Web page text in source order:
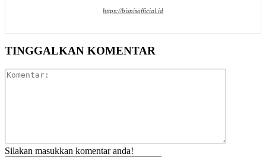
https://bisnisofficial.id
TINGGALKAN KOMENTAR
Silakan masukkan komentar anda!